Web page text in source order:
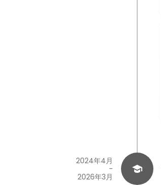
2024年4月
-
2026年3月